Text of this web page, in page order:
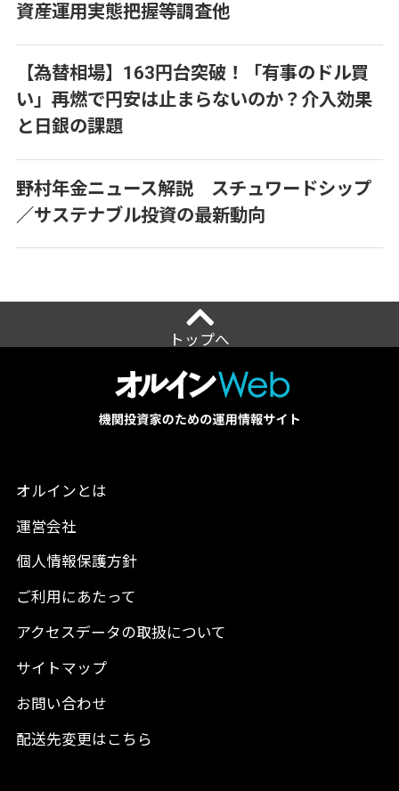
資産運用実態把握等調査他
【為替相場】163円台突破！「有事のドル買
い」再燃で円安は止まらないのか？介入効果
と日銀の課題
野村年金ニュース解説 スチュワードシップ
／サステナブル投資の最新動向
トップへ
オルインとは
運営会社
個人情報保護方針
ご利用にあたって
アクセスデータの取扱について
サイトマップ
お問い合わせ
配送先変更はこちら